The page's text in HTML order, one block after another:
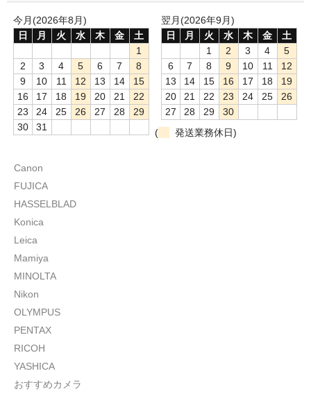
今月(2026年8月)
日
月 火 水 木 金
土
1
2
3 4 5 6 7
8
9
10 11 12 13 14
15
16
17 18 19 20 21
22
23
24 25 26 27 28
29
30
31
翌月(2026年9月)
日
月 火 水 木 金
土
1
2 3 4
5
6
7 8 9 10 11
12
13
14 15 16 17 18
19
20
21 22 23 24 25
26
27
28 29
30
(
発送業務休日)
Canon
FUJICA
HASSELBLAD
Konica
Leica
Mamiya
MINOLTA
Nikon
OLYMPUS
PENTAX
RICOH
YASHICA
おすすめカメラ